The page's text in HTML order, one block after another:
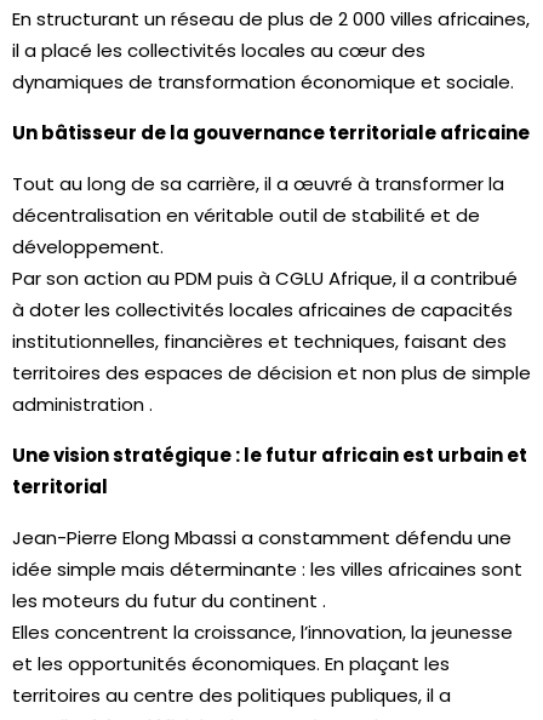
En structurant un réseau de plus de 2 000 villes africaines,
il a placé les collectivités locales au cœur des
dynamiques de transformation économique et sociale.
Un bâtisseur de la gouvernance territoriale africaine
Tout au long de sa carrière, il a œuvré à transformer la
décentralisation en véritable outil de stabilité et de
développement.
Par son action au PDM puis à CGLU Afrique, il a contribué
à doter les collectivités locales africaines de capacités
institutionnelles, financières et techniques, faisant des
territoires des espaces de décision et non plus de simple
administration .
Une vision stratégique : le futur africain est urbain et
territorial
Jean-Pierre Elong Mbassi a constamment défendu une
idée simple mais déterminante : les villes africaines sont
les moteurs du futur du continent .
Elles concentrent la croissance, l’innovation, la jeunesse
et les opportunités économiques. En plaçant les
territoires au centre des politiques publiques, il a